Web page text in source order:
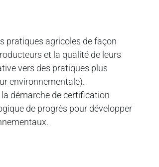
pratiques agricoles de façon
et la qualité de leurs
vers des pratiques plus
environnementale).
démarche de certification
de progrès pour développer